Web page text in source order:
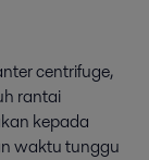
centrifuge,
rantai
kepada
waktu tunggu